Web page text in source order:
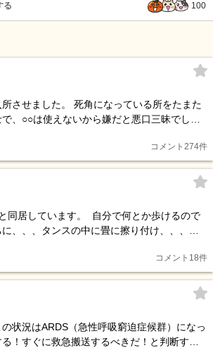
る 100
させました。 死角になっている所をたまた
、○○は使えないから嫌だと悪口三昧でし
う方なのでしょうか。
コメント 274件
同居しています。 自分で何とか歩けるので
、、、タンスの中に畳に擦り付け、、、も
い
コメント 18件
状況はARDS（急性呼吸窮迫症候群）になっ
！すぐに救急搬送するべきだ！と判断する